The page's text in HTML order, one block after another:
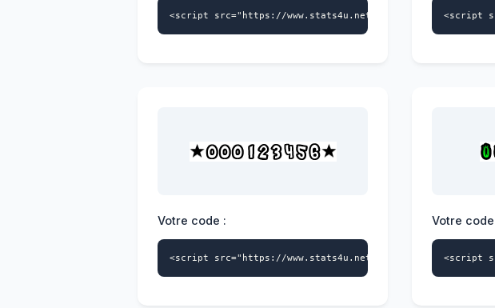
<script src="https://www.stats4u.net/s4u.js" data- <script
Votre code :
<script src="https://www.stats4u.net/s4u.js" data-
Votre code
<script